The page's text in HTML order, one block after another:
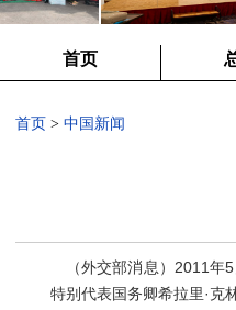
首页
首页 > 中国新闻
（外交部消息）2011年5
特别代表国务卿希拉里·克